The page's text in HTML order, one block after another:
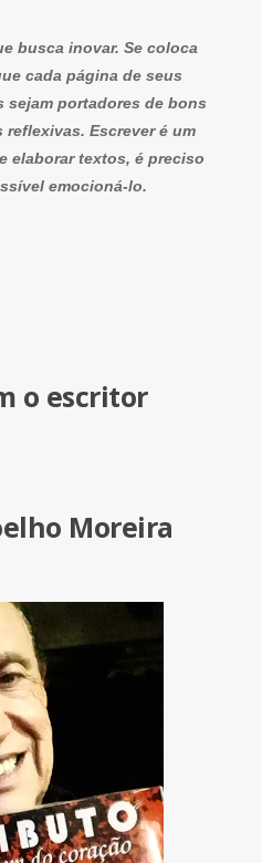
busca inovar. Se coloca
cada página de seus
portadores de bons
Escrever é um
elaborar textos, é preciso
emocioná-lo.
o escritor
Moreira